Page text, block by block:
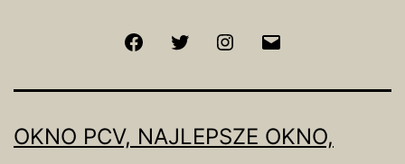
FacebookTwitter Instagram
OKNO PCV, NAJLEPSZE OKNO,